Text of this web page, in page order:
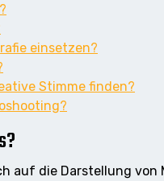
einsetzen?
Stimme finden?
auf die Darstellung